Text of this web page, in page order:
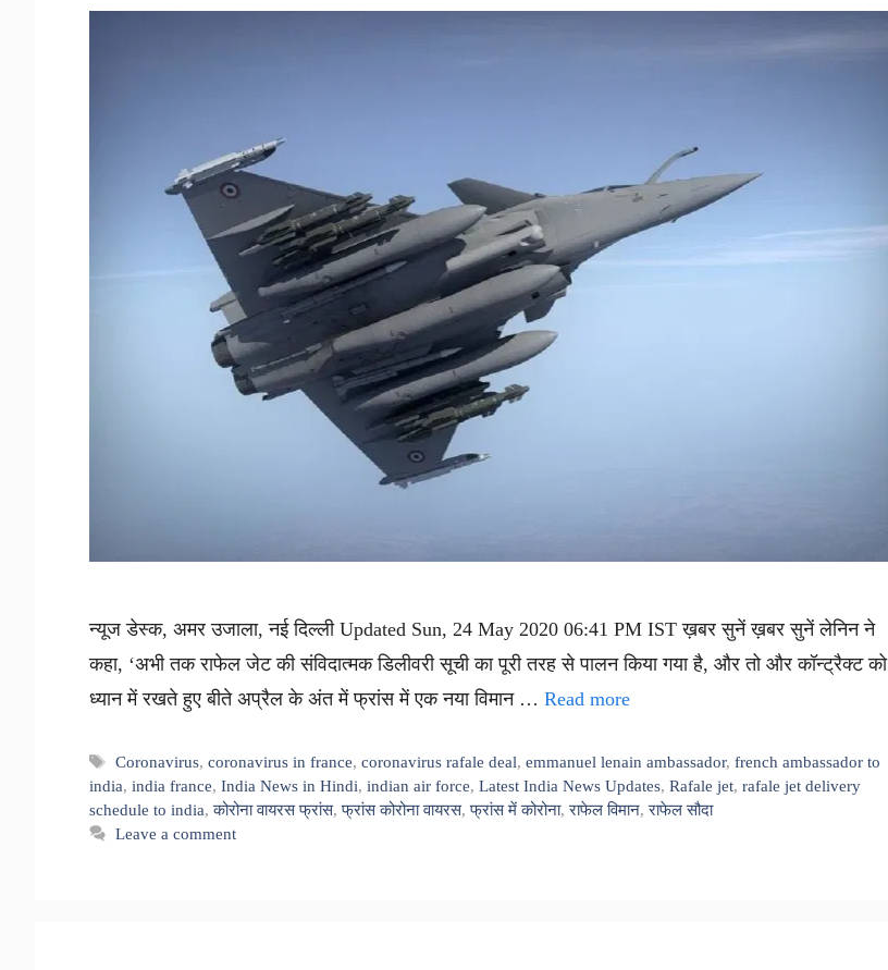
न्यूज डेस्क, अमर उजाला, नई दिल्ली Updated Sun, 24 May 2020 06:41 PM IST ख़बर सुनें ख़बर सुनें लेनिन ने
कहा, ‘अभी तक राफेल जेट की संविदात्मक डिलीवरी सूची का पूरी तरह से पालन किया गया है, और तो और कॉन्ट्रैक्ट को
ध्यान में रखते हुए बीते अप्रैल के अंत में फ्रांस में एक नया विमान … Read more
Tags
Coronavirus,coronavirus in france,coronavirus rafale deal,emmanuel lenain ambassador,french ambassador to
india, india france, India News in Hindi, indian air force, Latest India News Updates, Rafale jet, rafale jet delivery
schedule to india,कोरोना वायरस फ्रांस,फ्रांस कोरोना वायरस,फ्रांस में कोरोना,राफेल विमान,राफेल सौदा
Leave a comment